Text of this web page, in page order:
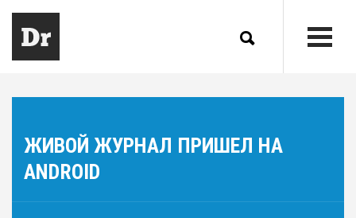
ЖИВОЙ ЖУРНАЛ ПРИШЕЛ НА
ANDROID